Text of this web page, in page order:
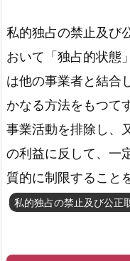
私的独占の禁止及び
おいて「独占的状態
は他の事業者と結合
かなる方法をもつて
事業活動を排除し、
の利益に反して、一
質的に制限すること
私的独占の禁止及び公正